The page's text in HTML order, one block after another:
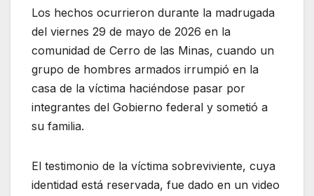
Los hechos ocurrieron durante la madrugada
del viernes 29 de mayo de 2026 en la
comunidad de Cerro de las Minas, cuando un
grupo de hombres armados irrumpió en la
casa de la víctima haciéndose pasar por
integrantes del Gobierno federal y sometió a
su familia.
El testimonio de la víctima sobreviviente, cuya
identidad está reservada, fue dado en un video